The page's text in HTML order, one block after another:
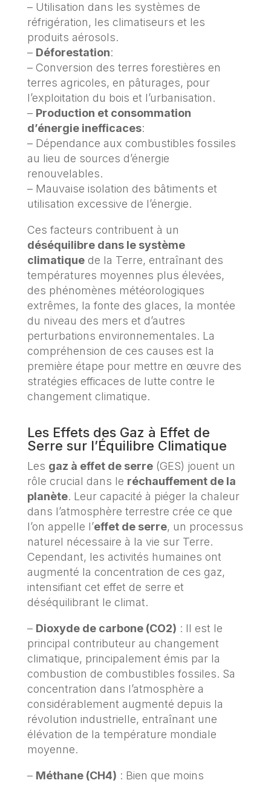
– Utilisation dans les systèmes de
réfrigération, les climatiseurs et les
produits aérosols.
– Déforestation:
– Conversion des terres forestières en
terres agricoles, en pâturages, pour
l’exploitation du bois et l’urbanisation.
– Production et consommation
d’énergie inefficaces:
– Dépendance aux combustibles fossiles
au lieu de sources d’énergie
renouvelables.
– Mauvaise isolation des bâtiments et
utilisation excessive de l’énergie.
Ces facteurs contribuent à un
déséquilibre dans le système
climatiquede la Terre, entraînant des
températures moyennes plus élevées,
des phénomènes météorologiques
extrêmes, la fonte des glaces, la montée
du niveau des mers et d’autres
perturbations environnementales. La
compréhension de ces causes est la
première étape pour mettre en œuvre des
stratégies efficaces de lutte contre le
changement climatique.
Les Effets des Gaz à Effet de
Serre sur l’Équilibre Climatique
Les gaz à effet de serre(GES) jouent un
rôle crucial dans le réchauffement de la
planète. Leur capacité à piéger la chaleur
dans l’atmosphère terrestre crée ce que
l’on appelle l’effet de serre, un processus
naturel nécessaire à la vie sur Terre.
Cependant, les activités humaines ont
augmenté la concentration de ces gaz,
intensifiant cet effet de serre et
déséquilibrant le climat.
– Dioxyde de carbone (CO2) : Il est le
principal contributeur au changement
climatique, principalement émis par la
combustion de combustibles fossiles. Sa
concentration dans l’atmosphère a
considérablement augmenté depuis la
révolution industrielle, entraînant une
élévation de la température mondiale
moyenne.
– Méthane (CH4) : Bien que moins